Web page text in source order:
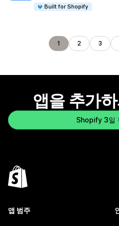
Built for Shopify
1 2 3
앱을 추가
Shopify 3일
앱 범주